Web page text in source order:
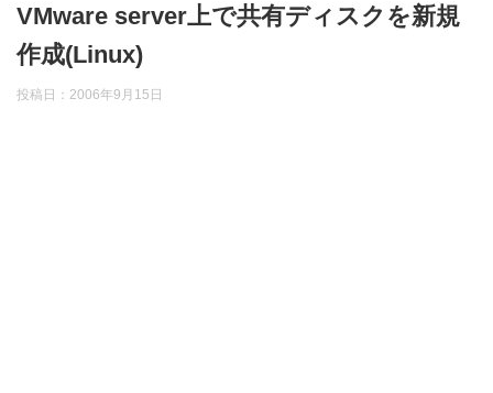
VMware server上で共有ディスクを新規
作成(Linux)
投稿日：2006年9月15日